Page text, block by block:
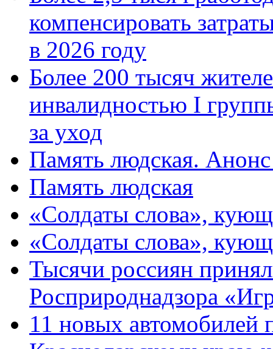
компенсировать
в 2026 году
Более 200 тысяч
инвалидностью I
за уход
Память людская.
Память людская
«Солдаты слова»,
«Солдаты слова»,
Тысячи россиян
Росприроднадзора
11 новых автомобилей